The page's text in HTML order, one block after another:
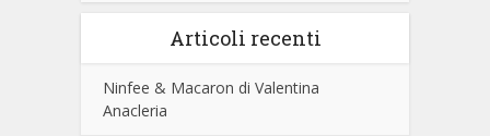
Articoli recenti
Ninfee & Macaron di Valentina
Anacleria